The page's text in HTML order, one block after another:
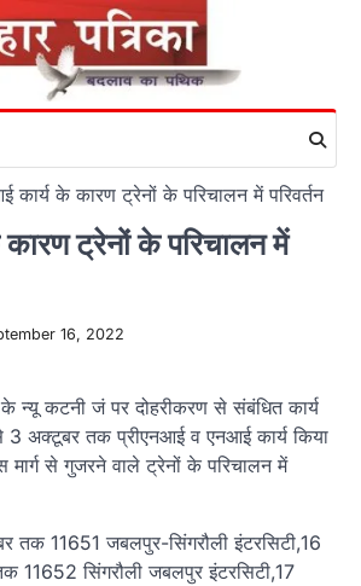
कार्य के कारण ट्रेनों के परिचालन में परिवर्तन
ट्रेनों के परिचालन में
16, 2022
कटनी जं पर दोहरीकरण से संबंधित कार्य
अक्टूबर तक प्रीएनआई व एनआई कार्य किया
से गुजरने वाले ट्रेनों के परिचालन में
तक 11651 जबलपुर-सिंगरौली इंटरसिटी,16
11652 सिंगरौली जबलपुर इंटरसिटी,17